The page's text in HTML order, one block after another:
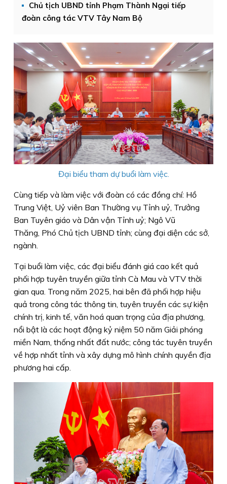
Chủ tịch UBND tỉnh Phạm Thành Ngại tiếp
đoàn công tác VTV Tây Nam Bộ
Đại biểu tham dự buổi làm việc.
Cùng tiếp và làm việc với đoàn có các đồng chí: Hồ
Trung Việt, Uỷ viên Ban Thường vụ Tỉnh uỷ, Trưởng
Ban Tuyên giáo và Dân vận Tỉnh uỷ; Ngô Vũ
Thăng, Phó Chủ tịch UBND tỉnh; cùng đại diện các sở,
ngành.
Tại buổi làm việc, các đại biểu đánh giá cao kết quả
phối hợp tuyên truyền giữa tỉnh Cà Mau và VTV thời
gian qua. Trong năm 2025, hai bên đã phối hợp hiệu
quả trong công tác thông tin, tuyên truyền các sự kiện
chính trị, kinh tế, văn hoá quan trọng của địa phương,
nổi bật là các hoạt động kỷ niệm 50 năm Giải phóng
miền Nam, thống nhất đất nước; công tác tuyên truyền
về hợp nhất tỉnh và xây dựng mô hình chính quyền địa
phương hai cấp.